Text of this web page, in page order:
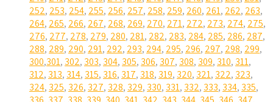
252, 253, 254, 255, 256, 257, 258, 259, 260, 261, 262, 263,
264, 265, 266, 267, 268, 269, 270, 271, 272, 273, 274, 275,
276, 277, 278, 279, 280, 281, 282, 283, 284, 285, 286, 287,
288, 289, 290, 291, 292, 293, 294, 295, 296, 297, 298, 299,
300,301, 302, 303, 304, 305, 306, 307, 308, 309, 310, 311,
312, 313, 314, 315, 316, 317, 318, 319, 320, 321, 322, 323,
324, 325, 326, 327, 328, 329, 330, 331, 332, 333, 334, 335,